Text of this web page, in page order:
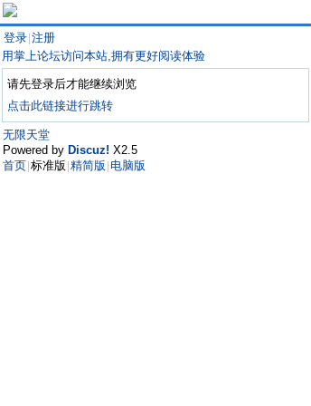
登录 注册
用掌上论坛访问本站,拥有更好阅读体验
请先登录后才能继续浏览
点击此链接进行跳转
无限天堂
Powered by Discuz! X2.5
首页 标准版 精简版 电脑版